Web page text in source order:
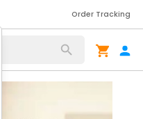
Order Tracking